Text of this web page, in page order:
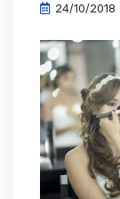
24/10/2018